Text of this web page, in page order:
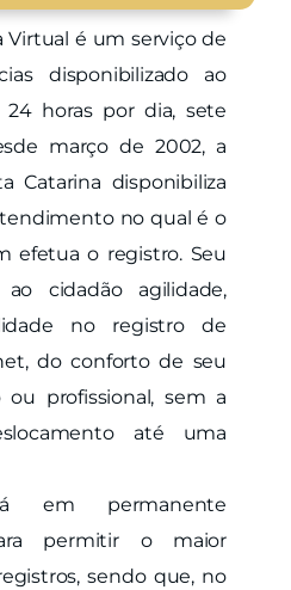
Virtual é um serviço de
disponibilizado ao
horas por dia, sete
março de 2002, a
Catarina disponibiliza
no qual é o
efetua o registro. Seu
cidadão agilidade,
no registro de
do conforto de seu
profissional, sem a
até uma
em permanente
permitir o maior
sendo que, no